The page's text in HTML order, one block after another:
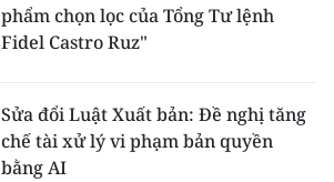
phẩm chọn lọc của Tổng Tư lệnh
Fidel Castro Ruz"
Sửa đổi Luật Xuất bản: Đề nghị tăng
chế tài xử lý vi phạm bản quyền
bằng AI